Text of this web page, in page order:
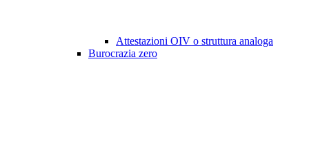
Attestazioni OIV o struttura analoga
Burocrazia zero